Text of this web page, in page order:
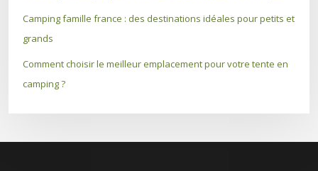
Camping famille france : des destinations idéales pour petits et
grands
Comment choisir le meilleur emplacement pour votre tente en
camping ?